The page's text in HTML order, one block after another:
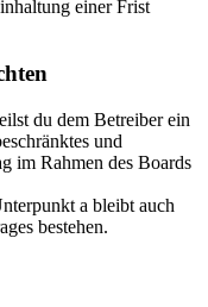
einer Frist
du dem Betreiber ein
und
im Rahmen des Boards
a bleibt auch
bestehen.